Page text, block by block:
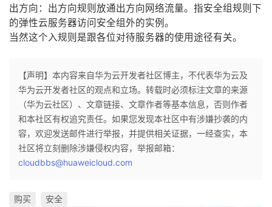
发
学
堂
我
的
课
我
的
我
Programs
的
支
持
我
的
技
我
的
出方向：出方向规则放通出方向网络流量。指安全组规则下
的弹性云服务器访问安全组外的实例。
当然这个入规则是跟各位对待服务器的使用途径有关。
【声明】本内容来自华为云开发者社区博主，不代表华为云及
华为云开发者社区的观点和立场。转载时必须标注文章的来源
（华为云社区）、文章链接、文章作者等基本信息，否则作者
和本社区有权追究责任。如果您发现本社区中有涉嫌抄袭的内
容，欢迎发送邮件进行举报，并提供相关证据，一经查实，本
社区将立刻删除涉嫌侵权内容，举报邮箱：
cloudbbs@huaweicloud.com
购买 安全